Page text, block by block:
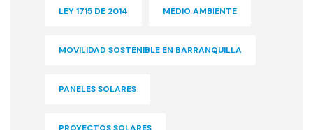
LEY 1715 DE 2014 MEDIO AMBIENTE
MOVILIDAD SOSTENIBLE EN BARRANQUILLA
PANELES SOLARES